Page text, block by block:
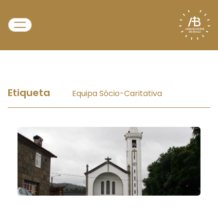
Etiqueta Equipa Sócio-Caritativa